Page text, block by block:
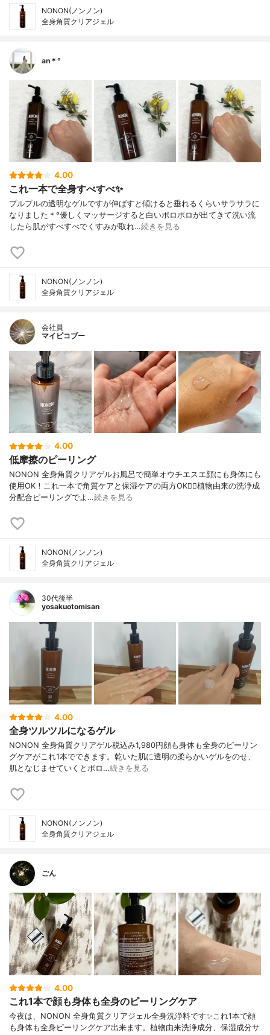
NONON(ノンノン)
全身角質クリアジェル
an＊°
4.00
これ一本で全身すべすべ✨
プルプルの透明なゲルですが伸ばすと傾けると垂れるくらいサラサラに
なりました＊°優しくマッサージすると白いポロポロが出てきて洗い流
したら肌がすべすべでくすみが取れ…続きを見る
NONON(ノンノン)
全身角質クリアジェル
会社員
マイピコブー
4.00
低摩擦のピーリング
NONON 全身角質クリアゲルお風呂で簡単オウチエスエ顔にも身体にも
使用OK！これ一本で角質ケアと保湿ケアの両方OK🙆‍♀️植物由来の洗浄成
分配合ピーリングでよ…続きを見る
NONON(ノンノン)
全身角質クリアジェル
30代後半
yosakuotomisan
4.00
全身ツルツルになるゲル
NONON 全身角質クリアゲル税込み1,980円顔も身体も全身のピーリン
グケアがこれ1本でできます。乾いた肌に透明の柔らかいゲルをのせ、
肌となじませていくとポロ…続きを見る
NONON(ノンノン)
全身角質クリアジェル
ごん
4.00
これ1本で顔も身体も全身のピーリングケア
今夜は、NONON 全身角質クリアジェル全身洗浄料です✨これ1本で顔
も身体も全身ピーリングケア出来ます。植物由来洗浄成分、保湿成分サ